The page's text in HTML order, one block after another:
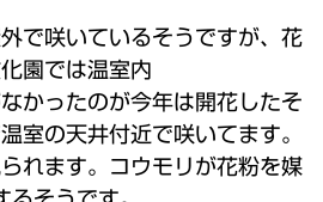
で咲いているそうですが、花
園では温室内
かったのが今年は開花したそ
室の天井付近で咲いてます。
れます。コウモリが花粉を媒